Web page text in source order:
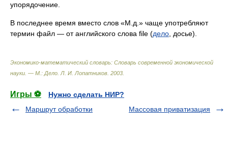
упорядочение.
В последнее время вместо слов «М.д.» чаще употребляют
термин файл — от английского слова file (дело , досье).
Экономико-математический словарь: Словарь современной экономической
науки. — М.: Дело Л. И. Лопатников 2003
Игры ⚽
Нужно сделать НИР?
Маршрут обработки
Массовая приватизация